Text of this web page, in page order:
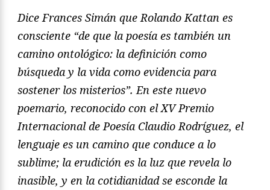
Dice Frances Simán que Rolando Kattan es
consciente “de que la poesía es también un
camino ontológico: la definición como
búsqueda y la vida como evidencia para
sostener los misterios”. En este nuevo
poemario, reconocido con el XV Premio
Internacional de Poesía Claudio Rodríguez, el
lenguaje es un camino que conduce a lo
sublime; la erudición es la luz que revela lo
inasible, y en la cotidianidad se esconde la